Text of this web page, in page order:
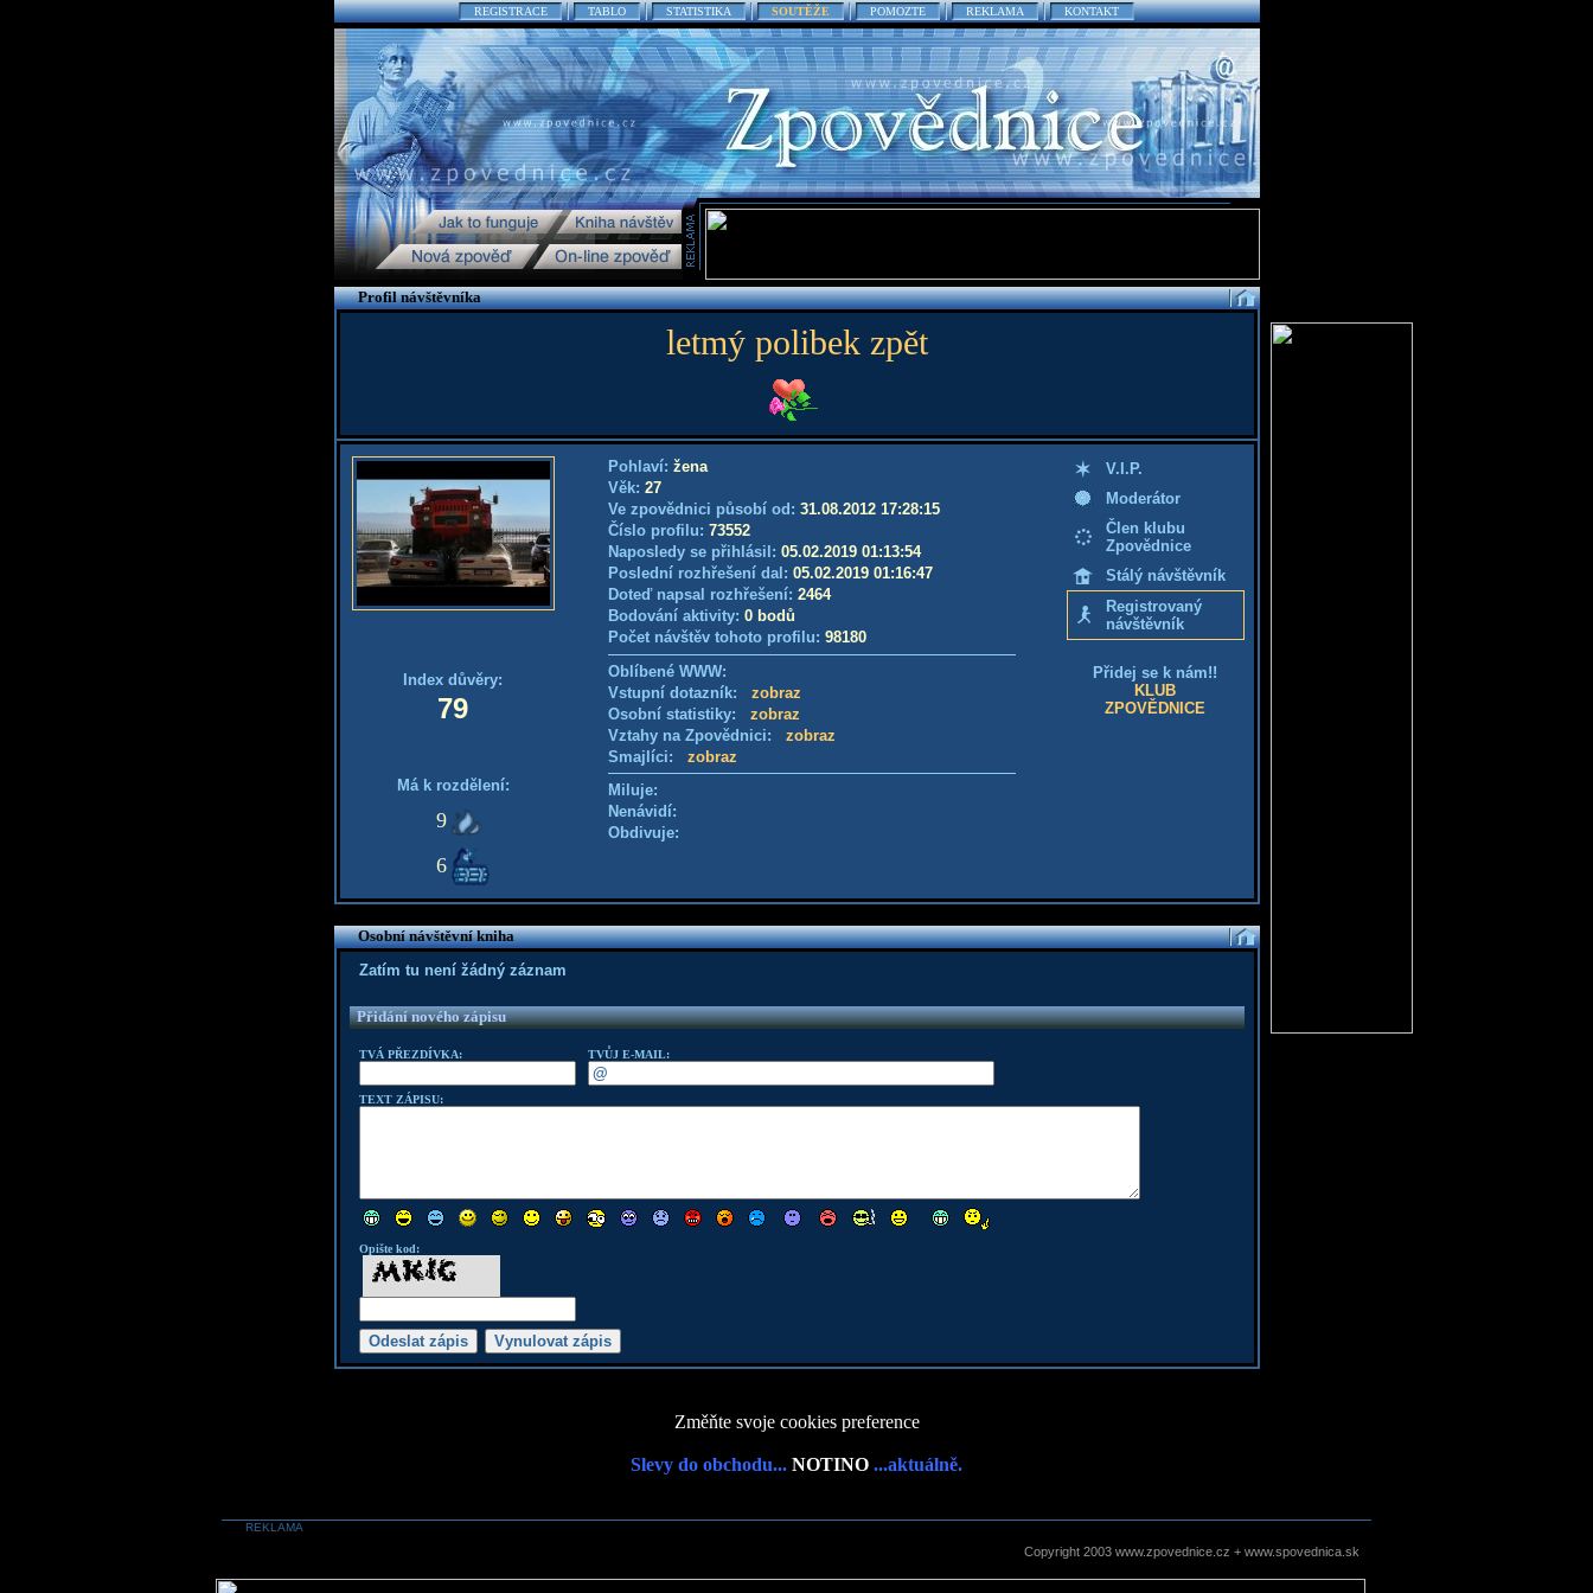
REGISTRACE TABLO STATISTIKA SOUTĚŽE POMOZTE REKLAMA KONTAKT
Profil návštěvníka
letmý polibek zpět
Index důvěry:
79
Má k rozdělení:
9
6
Pohlaví: žena
Věk: 27
Ve zpovědnici působí od: 31.08.2012 17:28:15
Číslo profilu: 73552
Naposledy se přihlásil: 05.02.2019 01:13:54
Poslední rozhřešení dal: 05.02.2019 01:16:47
Doteď napsal rozhřešení: 2464
Bodování aktivity: 0 bodů
Počet návštěv tohoto profilu: 98180
Oblíbené WWW:
Vstupní dotazník: zobraz
Osobní statistiky: zobraz
Vztahy na Zpovědnici: zobraz
Smajlíci: zobraz
Miluje:
Nenávidí:
Obdivuje:
V.I.P.
Moderátor
Člen klubu
Zpovědnice
Stálý návštěvník
Registrovaný
návštěvník
Přidej se k nám!!
KLUB
ZPOVĚDNICE
Osobní návštěvní kniha
Zatím tu není žádný záznam
Přidání nového zápisu
TVÁ PŘEZDÍVKA: TVŮJ E-MAIL:
TEXT ZÁPISU:
Opište kod:
Změňte svoje cookies preference
Slevy do obchodu... NOTINO ...aktuálně.
REKLAMA
Copyright 2003 www.zpovednice.cz + www.spovednica.sk